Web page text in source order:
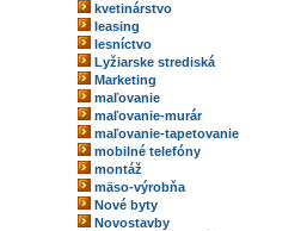
kvetinárstvo
leasing
lesníctvo
Lyžiarske strediská
Marketing
maľovanie
maľovanie-murár
maľovanie-tapetovanie
mobilné telefóny
montáž
mäso-výrobňa
Nové byty
Novostavby